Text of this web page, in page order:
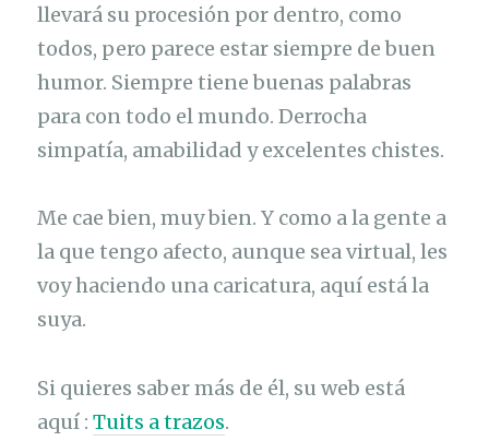
llevará su procesión por dentro, como
todos, pero parece estar siempre de buen
humor. Siempre tiene buenas palabras
para con todo el mundo. Derrocha
simpatía, amabilidad y excelentes chistes.
Me cae bien, muy bien. Y como a la gente a
la que tengo afecto, aunque sea virtual, les
voy haciendo una caricatura, aquí está la
suya.
Si quieres saber más de él, su web está
aquí :Tuits a trazos.